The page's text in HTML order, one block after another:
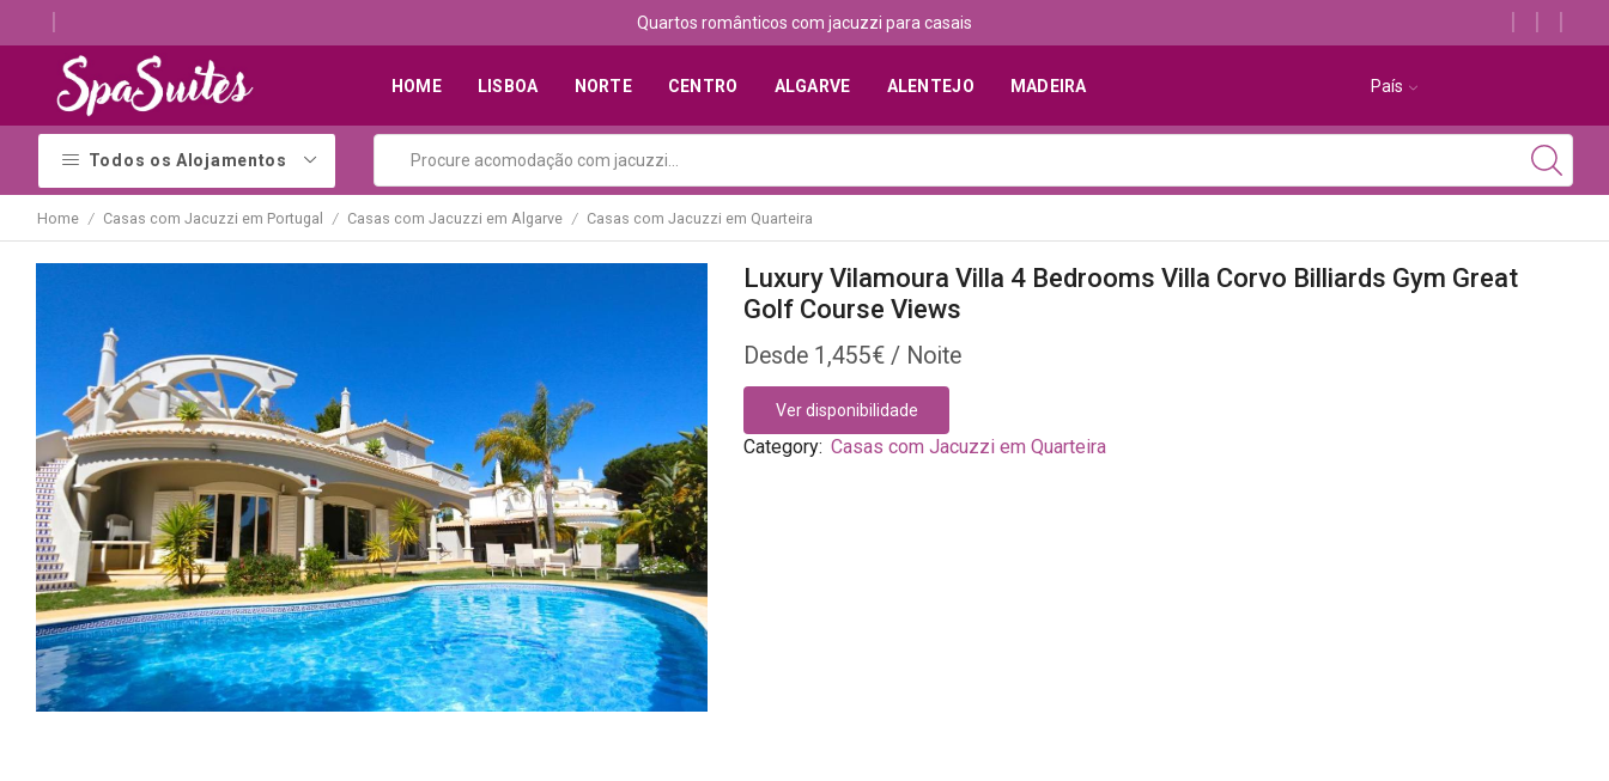
Quartos românticos com jacuzzi para casais
HOME LISBOA NORTE CENTRO ALGARVE ALENTEJO MADEIRA País
Todos os Alojamentos
Home / Casas com Jacuzzi em Portugal / Casas com Jacuzzi em Algarve / Casas com Jacuzzi em Quarteira
Luxury Vilamoura Villa 4 Bedrooms Villa Corvo Billiards Gym Great
Golf Course Views
1,455€
Ver disponibilidade
Category: Casas com Jacuzzi em Quarteira